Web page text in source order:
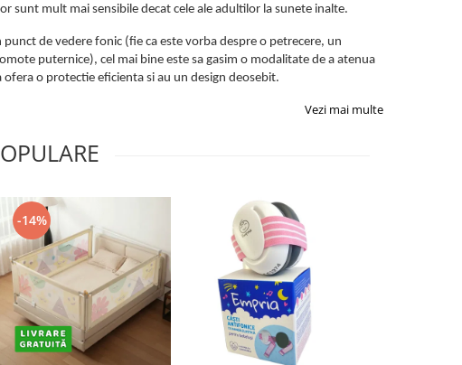
sunt mult mai sensibile decat cele ale adultilor la sunete inalte.
de vedere fonic (fie ca este vorba despre o petrecere, un
puternice), cel mai bine este sa gasim o modalitate de a atenua
o protectie eficienta si au un design deosebit.
Vezi mai multe
-14%